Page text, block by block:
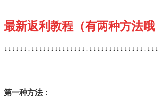
最新返利教程（有两种方法哦
↓ ↓ ↓ ↓ ↓ ↓ ↓ ↓ ↓ ↓ ↓ ↓ ↓ ↓ ↓ ↓ ↓ ↓ ↓ ↓ ↓ ↓ ↓ ↓ ↓ ↓ ↓ ↓ ↓ ↓ ↓ ↓ ↓ ↓ ↓ ↓ ↓ ↓ ↓ ↓
第一种方法：